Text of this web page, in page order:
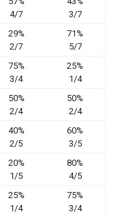
4/7
3/7
29%
2/7
71%
5/7
75%
3/4
25%
1/4
50%
2/4
50%
2/4
40%
2/5
60%
3/5
20%
1/5
80%
4/5
25%
1/4
75%
3/4